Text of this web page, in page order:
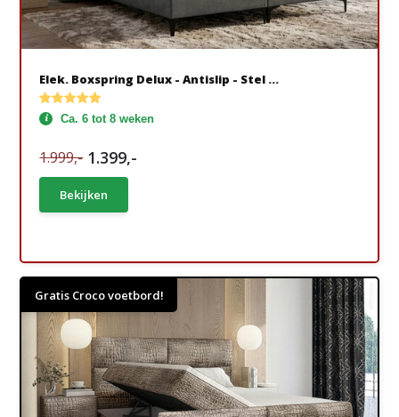
Elek. Boxspring Delux - Antislip - Stel ...
Ca. 6 tot 8 weken
1.999,- 1.399,-
Bekijken
Gratis Croco voetbord!